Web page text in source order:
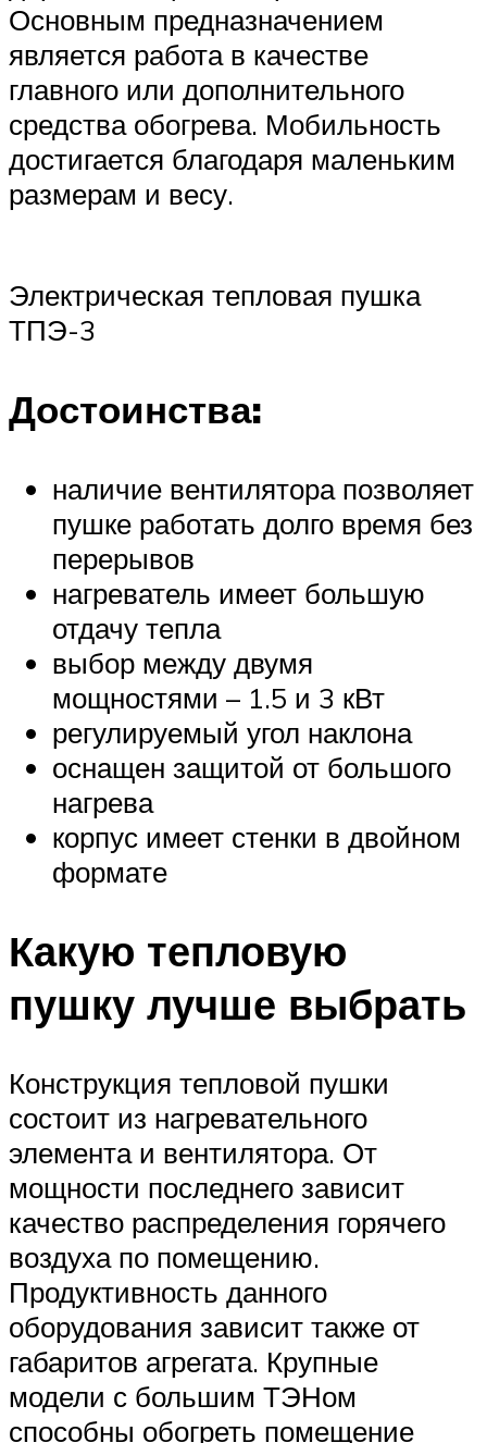
Основным предназначением
является работа в качестве
главного или дополнительного
средства обогрева. Мобильность
достигается благодаря маленьким
размерам и весу.
Электрическая тепловая пушка
ТПЭ-3
Достоинства:
наличие вентилятора позволяет
пушке работать долго время без
перерывов
нагреватель имеет большую
отдачу тепла
выбор между двумя
мощностями – 1.5 и 3 кВт
регулируемый угол наклона
оснащен защитой от большого
нагрева
корпус имеет стенки в двойном
формате
Какую тепловую
пушку лучше выбрать
Конструкция тепловой пушки
состоит из нагревательного
элемента и вентилятора. От
мощности последнего зависит
качество распределения горячего
воздуха по помещению.
Продуктивность данного
оборудования зависит также от
габаритов агрегата. Крупные
модели с большим ТЭНом
способны обогреть помещение